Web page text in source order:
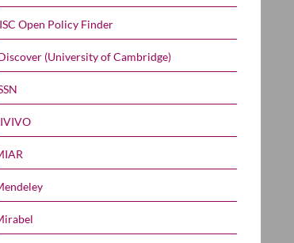
Open Policy Finder
(University of Cambridge)